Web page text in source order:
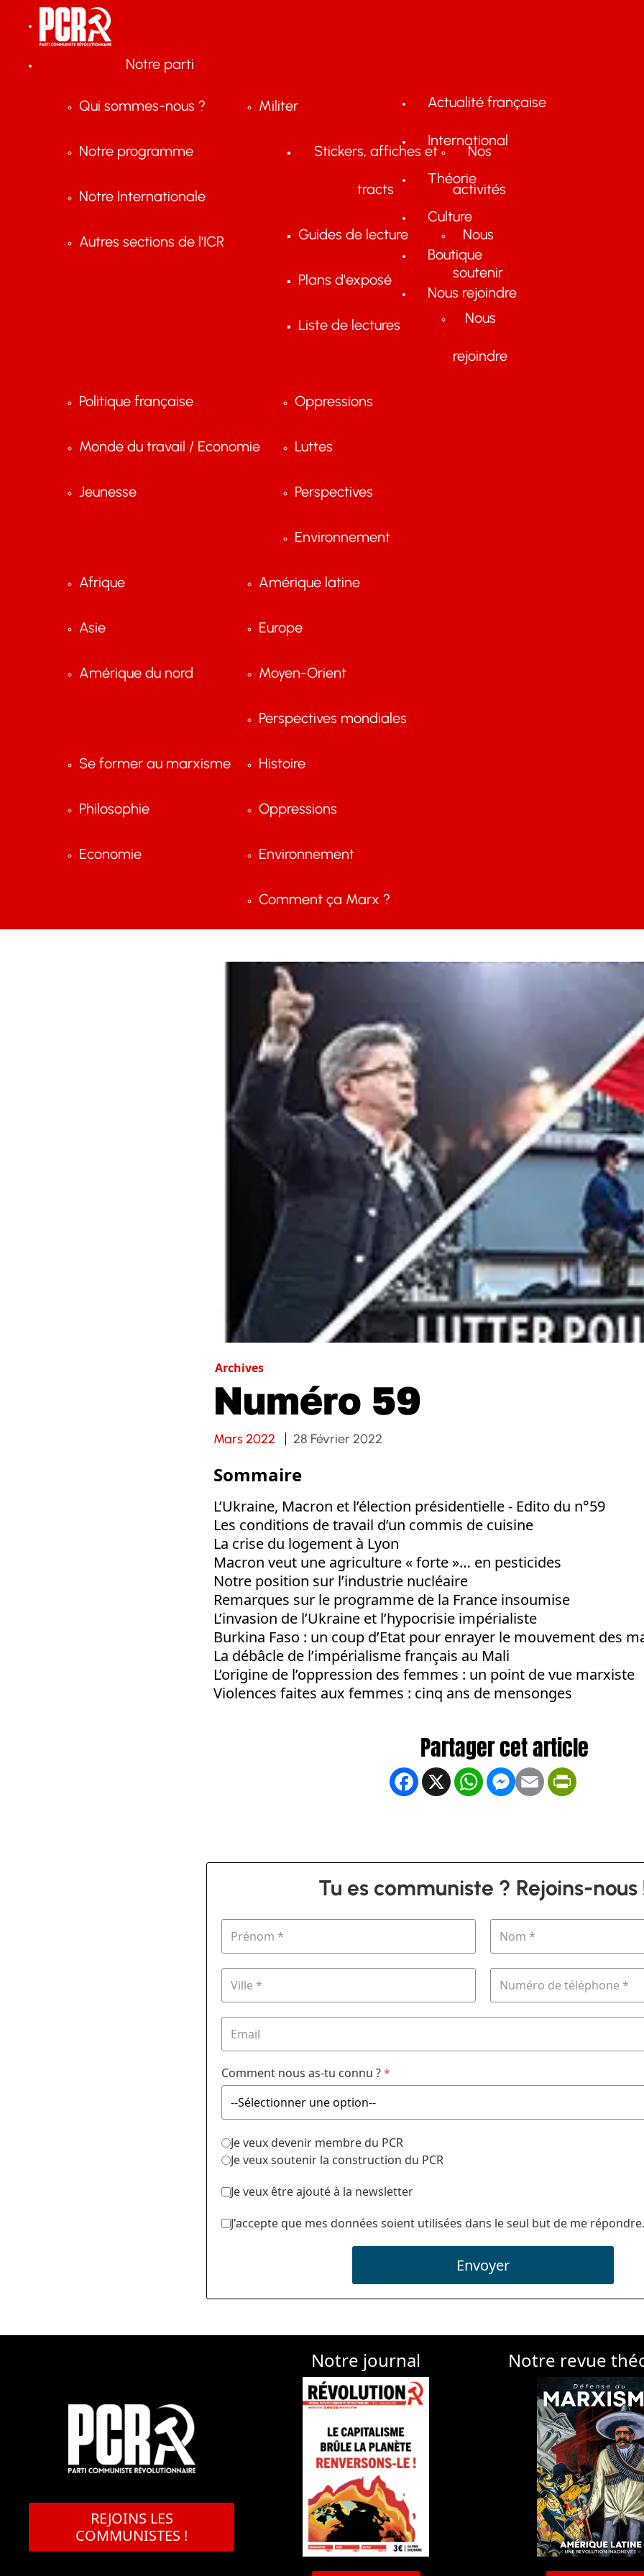
Notre parti
Qui sommes-nous ?
Notre programme
Notre Internationale
Autres sections de l'ICR
Militer
Stickers, affiches et
tracts
Guides de lecture
Plans d'exposé
Liste de lectures
Nos
activités
Nous
soutenir
Nous
rejoindre
Actualité française
Politique française
Monde du travail / Economie
Jeunesse
Oppressions
Luttes
Perspectives
Environnement
International
Afrique
Asie
Amérique du nord
Amérique latine
Europe
Moyen-Orient
Perspectives mondiales
Théorie
Se former au marxisme
Philosophie
Economie
Histoire
Oppressions
Environnement
Comment ça Marx ?
Culture
Boutique
Nous rejoindre
Archives
Numéro 59
Mars 2022 28 Février 2022
Sommaire
L’Ukraine, Macron et l’élection présidentielle - Edito du n°59
Les conditions de travail d’un commis de cuisine
La crise du logement à Lyon
Macron veut une agriculture « forte »… en pesticides
Notre position sur l’industrie nucléaire
Remarques sur le programme de la France insoumise
L’invasion de l’Ukraine et l’hypocrisie impérialiste
Burkina Faso : un coup d’Etat pour enrayer le mouvement des
La débâcle de l’impérialisme français au Mali
L’origine de l’oppression des femmes : un point de vue marxiste
Violences faites aux femmes : cinq ans de mensonges
Facebook
X WhatsApp
Messenger
Email
Tu es communiste ? Rejoins-nous
Comment nous as-tu connu ?*
Je veux devenir membre du PCR
Je veux soutenir la construction du PCR
Je veux être ajouté à la newsletter
J'accepte que mes données soient utilisées dans le seul but de me répondre.
Envoyer
REJOINS LES
COMMUNISTES !
Notre journal
Notre revue